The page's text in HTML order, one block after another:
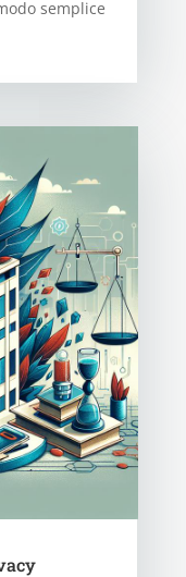
semplice